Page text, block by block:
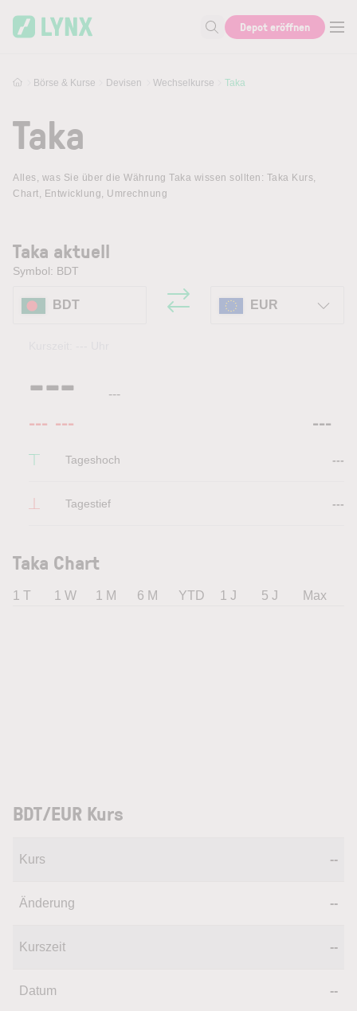
Suche nach Aktie, Autor...
Depot eröffnen
Börse & Kurse Devisen Wechselkurse Taka
Taka
Alles, was Sie über die Währung Taka wissen sollten: Taka Kurs,
Chart, Entwicklung, Umrechnung
Taka aktuell
Symbol: BDT
BDT EUR
--- ---
--- --- ---
Tageshoch ---
Tagestief ---
Taka Chart
1 T 1 W 1 M 6 M YTD 1 J 5 J Max
BDT/EUR Kurs
Kurs --
Änderung --
Kurszeit --
Datum --